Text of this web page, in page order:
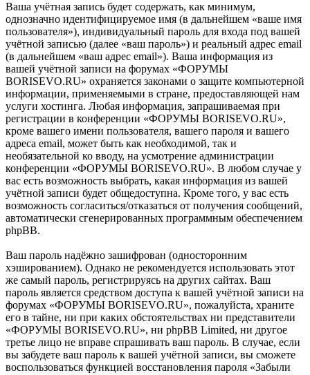
Ваша учётная запись будет содержать, как минимум,
однозначно идентифицируемое имя (в дальнейшем «ваше имя
пользователя»), индивидуальный пароль для входа под вашей
учётной записью (далее «ваш пароль») и реальный адрес email
(в дальнейшем «ваш адрес email»). Ваша информация из
вашей учётной записи на форумах «ФОРУМЫ
BORISEVO.RU» охраняется законами о защите компьютерной
информации, применяемыми в стране, предоставляющей нам
услуги хостинга. Любая информация, запрашиваемая при
регистрации в конференции «ФОРУМЫ BORISEVO.RU»,
кроме вашего имени пользователя, вашего пароля и вашего
адреса email, может быть как необходимой, так и
необязательной ко вводу, на усмотрение администрации
конференции «ФОРУМЫ BORISEVO.RU». В любом случае у
вас есть возможность выбрать, какая информация из вашей
учётной записи будет общедоступна. Кроме того, у вас есть
возможность согласиться/отказаться от получения сообщений,
автоматически сгенерированных программным обеспечением
phpBB.
Ваш пароль надёжно зашифрован (односторонним
хэшированием). Однако не рекомендуется использовать этот
же самый пароль, регистрируясь на других сайтах. Ваш
пароль является средством доступа к вашей учётной записи на
форумах «ФОРУМЫ BORISEVO.RU», пожалуйста, храните
его в тайне, ни при каких обстоятельствах ни представители
«ФОРУМЫ BORISEVO.RU», ни phpBB Limited, ни другое
третье лицо не вправе спрашивать ваш пароль. В случае, если
вы забудете ваш пароль к вашей учётной записи, вы сможете
воспользоваться функцией восстановления пароля «Забыли